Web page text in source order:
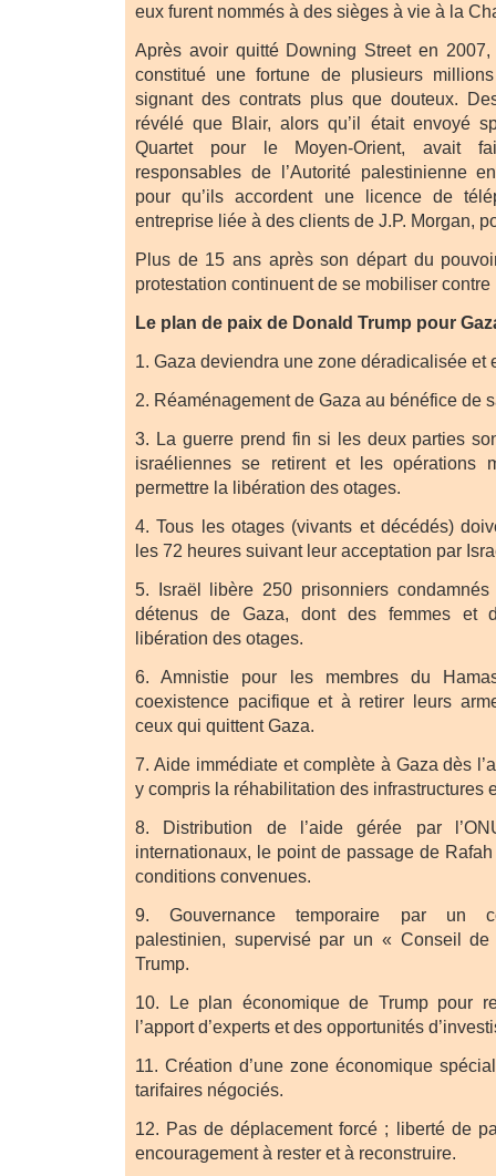
eux furent nommés à des sièges à vie à la
Après avoir quitté Downing Street en 2007,
constitué une fortune de plusieurs
signant des contrats plus que douteux.
révélé que Blair, alors qu’il était envoyé
Quartet pour le Moyen-Orient, avait
responsables de l’Autorité palestinienne
pour qu’ils accordent une licence de
entreprise liée à des clients de J.P. Morgan,
Plus de 15 ans après son départ du
protestation continuent de se mobiliser
Le plan de paix de Donald Trump pour
1. Gaza deviendra une zone déradicalisée et
2. Réaménagement de Gaza au bénéfice de
3. La guerre prend fin si les deux parties
israéliennes se retirent et les opérations
permettre la libération des otages.
4. Tous les otages (vivants et décédés)
les 72 heures suivant leur acceptation par
5. Israël libère 250 prisonniers
détenus de Gaza, dont des femmes et
libération des otages.
6. Amnistie pour les membres du
coexistence pacifique et à retirer leurs
ceux qui quittent Gaza.
7. Aide immédiate et complète à Gaza dès
y compris la réhabilitation des infrastructures
8. Distribution de l’aide gérée par
internationaux, le point de passage de
conditions convenues.
9. Gouvernance temporaire par un
palestinien, supervisé par un « Conseil
Trump.
10. Le plan économique de Trump pour
l’apport d’experts et des opportunités
11. Création d’une zone économique
tarifaires négociés.
12. Pas de déplacement forcé ; liberté de
encouragement à rester et à reconstruire.